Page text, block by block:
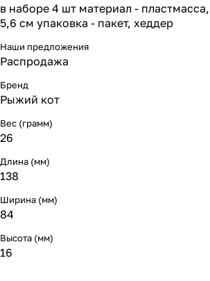
в наборе 4 шт материал -
5,6 см упаковка - пакет, хеддер
Наши предложения
Распродажа
Бренд
Рыжий кот
Вес (грамм)
26
Длина (мм)
138
Ширина (мм)
84
Высота (мм)
16